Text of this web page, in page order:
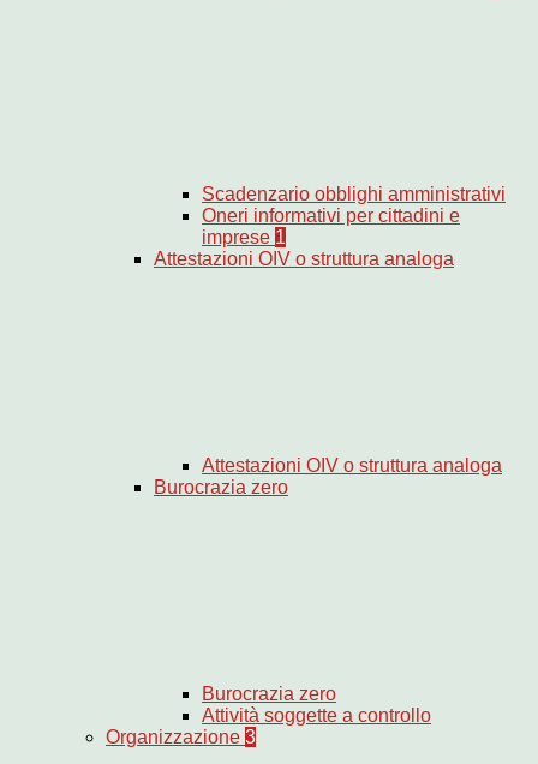
Scadenzario obblighi amministrativi
Oneri informativi per cittadini e
imprese 1
Attestazioni OIV o struttura analoga
Attestazioni OIV o struttura analoga
Burocrazia zero
Burocrazia zero
Attività soggette a controllo
Organizzazione 3